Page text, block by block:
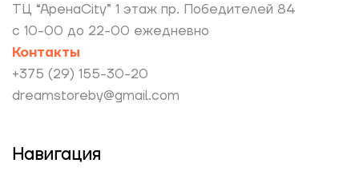
ТЦ “АренаCity” 1 этаж пр. Победителей 84
с 10-00 до 22-00 ежедневно
Контакты
+375 (29) 155-30-20
dreamstoreby@gmail.com
Навигация